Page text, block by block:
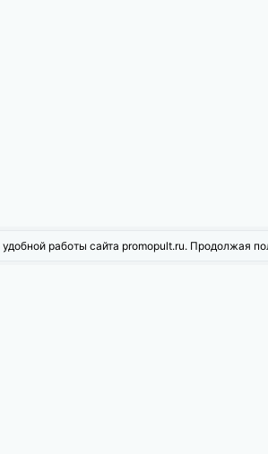
работы сайта promopult.ru. Продолжая